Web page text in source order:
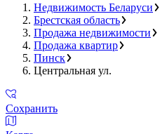
Недвижимость Беларуси
Брестская область
Продажа недвижимости
Продажа квартир
Пинск
Центральная ул.
Сохранить